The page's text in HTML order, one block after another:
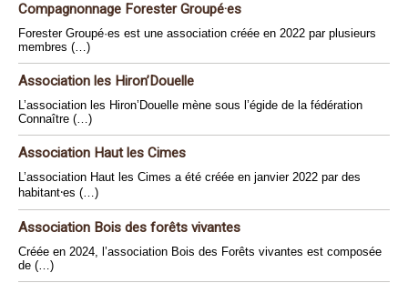
Compagnonnage Forester Groupé·es
Forester Groupé·es est une association créée en 2022 par plusieurs
membres (…)
Association les Hiron’Douelle
L’association les Hiron’Douelle mène sous l’égide de la fédération
Connaître (…)
Association Haut les Cimes
L’association Haut les Cimes a été créée en janvier 2022 par des
habitant⸱es (…)
Association Bois des forêts vivantes
Créée en 2024, l’association Bois des Forêts vivantes est composée
de (…)